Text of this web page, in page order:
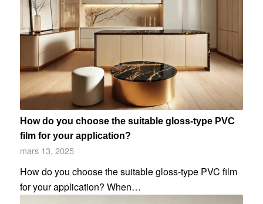
How do you choose the suitable gloss-type PVC
film for your application?
mars 13, 2025
How do you choose the suitable gloss-type PVC film
for your application? When…